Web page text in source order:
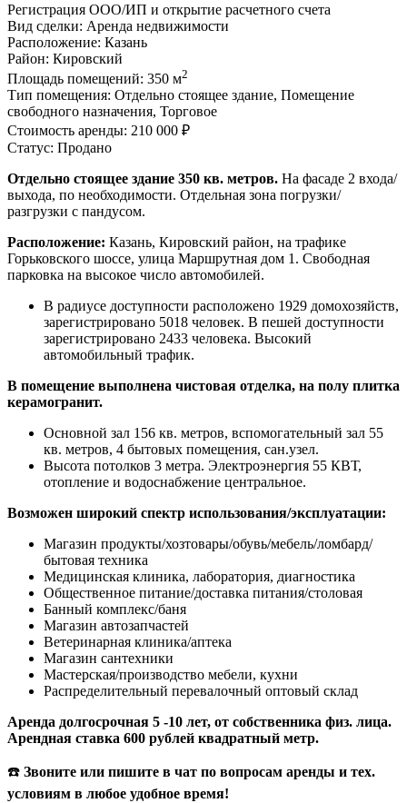
Регистрация ООО/ИП и открытие расчетного счета
Вид сделки: Аренда недвижимости
Расположение: Казань
Район: Кировский
Площадь помещений: 350 м2
Тип помещения: Отдельно стоящее здание, Помещение
свободного назначения, Торговое
Стоимость аренды: 210 000 ₽
Статус: Продано
Отдельно стоящее здание 350 кв. метров. На фасаде 2 входа/
выхода, по необходимости. Отдельная зона погрузки/
разгрузки с пандусом.
Расположение: Казань, Кировский район, на трафике
Горьковского шоссе, улица Маршрутная дом 1. Свободная
парковка на высокое число автомобилей.
В радиусе доступности расположено 1929 домохозяйств,
зарегистрировано 5018 человек. В пешей доступности
зарегистрировано 2433 человека. Высокий
автомобильный трафик.
В помещение выполнена чистовая отделка, на полу плитка
керамогранит.
Основной зал 156 кв. метров, вспомогательный зал 55
кв. метров, 4 бытовых помещения, сан.узел.
Высота потолков 3 метра. Электроэнергия 55 КВТ,
отопление и водоснабжение центральное.
Возможен широкий спектр использования/эксплуатации:
Магазин продукты/хозтовары/обувь/мебель/ломбард/
бытовая техника
Медицинская клиника, лаборатория, диагностика
Общественное питание/доставка питания/столовая
Банный комплекс/баня
Магазин автозапчастей
Ветеринарная клиника/аптека
Магазин сантехники
Мастерская/производство мебели, кухни
Распределительный перевалочный оптовый склад
Аренда долгосрочная 5 -10 лет, от собственника физ. лица.
Арендная ставка 600 рублей квадратный метр.
☎️ Звоните или пишите в чат по вопросам аренды и тех.
условиям в любое удобное время!